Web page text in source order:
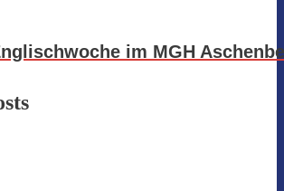
im MGH